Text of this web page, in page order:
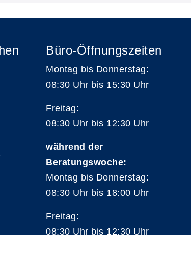
Büro-Öffnungszeiten
Montag bis Donnerstag:
08:30 Uhr bis 15:30 Uhr
Freitag:
08:30 Uhr bis 12:30 Uhr
während der
Beratungswoche:
Montag bis Donnerstag:
08:30 Uhr bis 18:00 Uhr
Freitag:
08:30 Uhr bis 12:30 Uhr